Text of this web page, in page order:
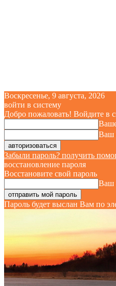
Воскресенье, 9 августа, 2026
войти в систему
Добро пожаловать! Войдите в
Ваш
Забыли пароль? получить
восстановление пароля
Восстановите свой пароль
Ваш
Пароль будет выслан Вам по